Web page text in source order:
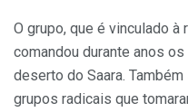
O grupo, que é vinculado à
comandou durante anos
deserto do Saara.
grupos radicais que